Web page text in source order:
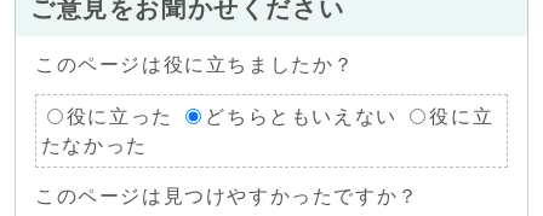
ご意見をお聞かせください
このページは役に立ちましたか？
役に立った どちらともいえない
役に立
たなかった
このページは見つけやすかったですか？